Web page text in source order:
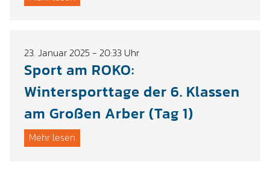
23. Januar 2025 - 20:33 Uhr
Sport am ROKO:
Wintersporttage der 6. Klassen
am Großen Arber (Tag 1)
Mehr lesen